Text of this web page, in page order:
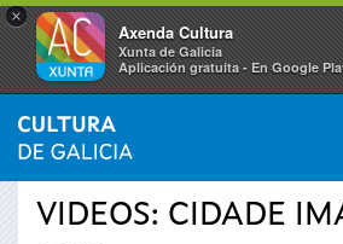
×
Axenda Cultura
Xunta de Galicia
Aplicación gratuíta - En Google
Vostede
INICIO › ACTUALIDADE
VIDEOS: CIDADE